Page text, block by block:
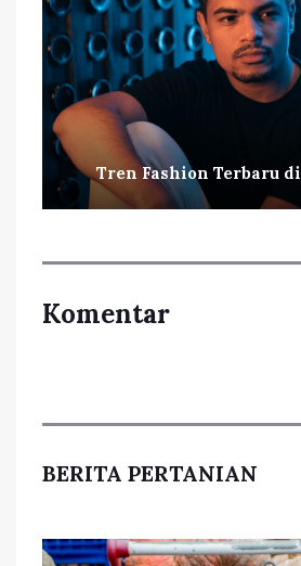
Tren Fashion Terbaru
Komentar
BERITA PERTANIAN